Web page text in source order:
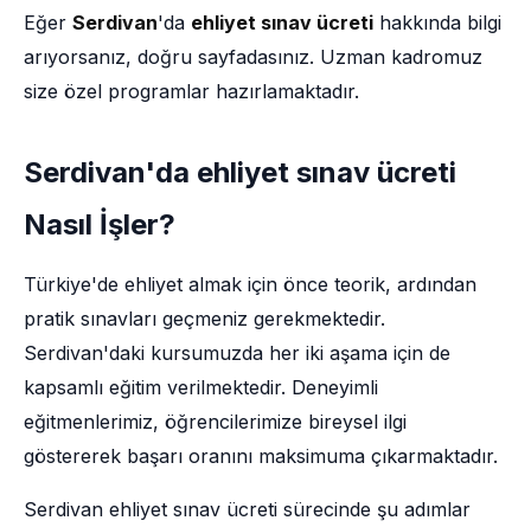
Eğer Serdivan'da ehliyet sınav ücreti hakkında bilgi
arıyorsanız, doğru sayfadasınız. Uzman kadromuz
size özel programlar hazırlamaktadır.
Serdivan'da ehliyet sınav ücreti
Nasıl İşler?
Türkiye'de ehliyet almak için önce teorik, ardından
pratik sınavları geçmeniz gerekmektedir.
Serdivan'daki kursumuzda her iki aşama için de
kapsamlı eğitim verilmektedir. Deneyimli
eğitmenlerimiz, öğrencilerimize bireysel ilgi
göstererek başarı oranını maksimuma çıkarmaktadır.
Serdivan ehliyet sınav ücreti sürecinde şu adımlar